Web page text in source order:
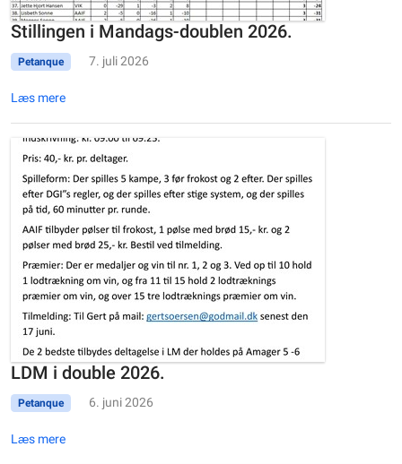
Stillingen i Mandags-doublen 2026.
Petanque 7. juli 2026
Læs mere
LDM i double 2026.
Petanque 6. juni 2026
Læs mere